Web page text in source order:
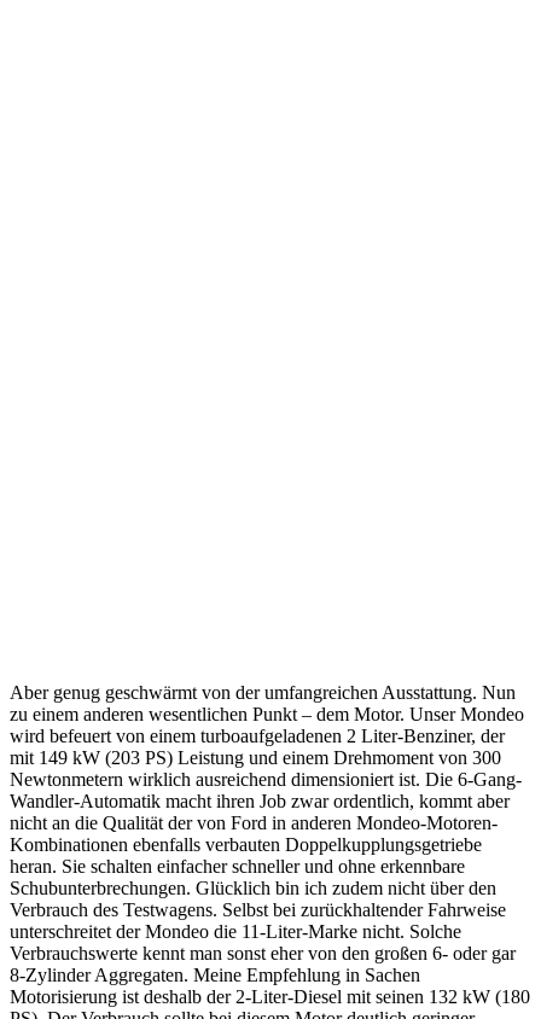
Aber genug geschwärmt von der umfangreichen Ausstattung. Nun
zu einem anderen wesentlichen Punkt – dem Motor. Unser Mondeo
wird befeuert von einem turboaufgeladenen 2 Liter-Benziner, der
mit 149 kW (203 PS) Leistung und einem Drehmoment von 300
Newtonmetern wirklich ausreichend dimensioniert ist. Die 6-Gang-
Wandler-Automatik macht ihren Job zwar ordentlich, kommt aber
nicht an die Qualität der von Ford in anderen Mondeo-Motoren-
Kombinationen ebenfalls verbauten Doppelkupplungsgetriebe
heran. Sie schalten einfacher schneller und ohne erkennbare
Schubunterbrechungen. Glücklich bin ich zudem nicht über den
Verbrauch des Testwagens. Selbst bei zurückhaltender Fahrweise
unterschreitet der Mondeo die 11-Liter-Marke nicht. Solche
Verbrauchswerte kennt man sonst eher von den großen 6- oder gar
8-Zylinder Aggregaten. Meine Empfehlung in Sachen
Motorisierung ist deshalb der 2-Liter-Diesel mit seinen 132 kW (180